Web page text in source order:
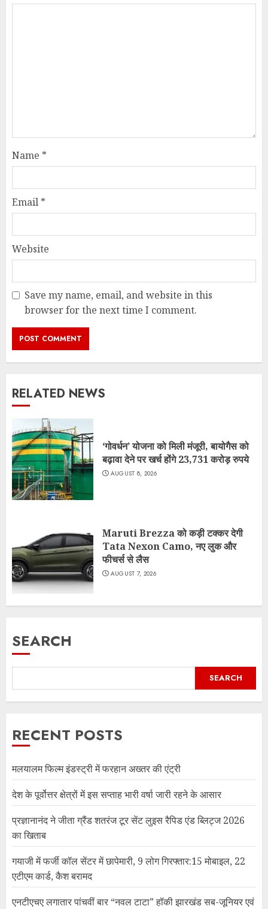
Name *
Email *
Website
Save my name, email, and website in this
browser for the next time I comment.
RELATED NEWS
‘गोवर्धन’ योजना को मिली मंजूरी, बायोगैस को
बढ़ावा देने पर खर्च होंगे 23,731 करोड़ रुपये
AUGUST 8, 2026
Maruti Brezza को कड़ी टक्कर देगी
Tata Nexon Camo, नए लुक और
फीचर्स से लैस
AUGUST 7, 2026
SEARCH
SEARCH
RECENT POSTS
मलयालम फिल्म इंडस्ट्री में फरहान अख्तर की एंट्री
देश के पूर्वोत्तर क्षेत्रों में इस सप्ताह भारी वर्षा जारी रहने के आसार
प्रज्ञानानंद ने जीता ग्रैंड शतरंज टूर सेंट लुइस रैपिड एंड ब्लिट्ज 2026
का खिताब
गयाजी में फर्जी कॉल सेंटर में छापेमारी, 9 लोग गिरफ्तार:15 मोबाइल, 22
एटीएम कार्ड, कैश बरामद
एनटीएचए लगातार पांचवीं बार “नवल टाटा” हॉकी झारखंड सब-जूनियर एवं